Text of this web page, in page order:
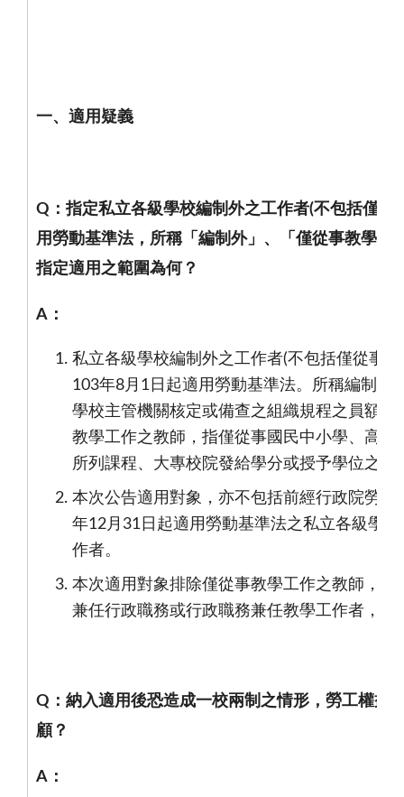
一、適用疑義
Q ：指定私立各級學校編制外之工作者(不包括僅從
用勞動基準法，所稱「編制外」、「僅從事教學工
指定適用之範圍為何？
A ：
私立各級學校編制外之工作者(不包括僅從事
103年8月 1 日起適用勞動基準法。所稱編制外
學校主管機關核定或備查之組織規程之員額編
教學工作之教師，指僅從事國民中小學、高級
所列課程、大專校院發給學分或授予學位之課
本次公告適用對象，亦不包括前經行政院勞工
年12月 31 日起適用勞動基準法之私立各級學
作者。
本次適用對象排除僅從事教學工作之教師，爰
兼任行政職務或行政職務兼任教學工作者，均
Q ：納入適用後恐造成一校兩制之情形，勞工權益
顧？
A ：